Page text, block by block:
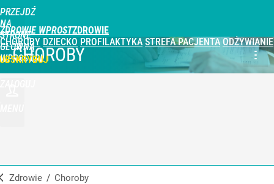
PRZEJDŹ
NA
STRONĘ
GŁÓWNĄ
WPROST.PL
ZDROWIE WPROST
CHOROBY DZIECKO PROFILAKTYKA STREFA PACJENTA ODŻYWIANIE
CHOROBY
Zdrowie / Choroby